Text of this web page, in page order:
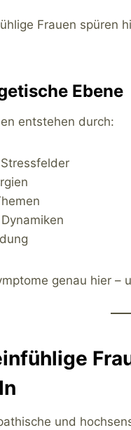
Frauen spüren
Ebene
entstehen durch:
genau hier –
und